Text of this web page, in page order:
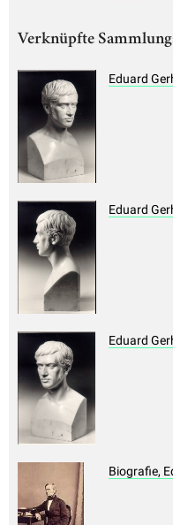
Verknüpfte
Eduard
Eduard
Eduard
Biografie,